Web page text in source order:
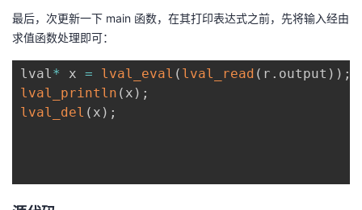
最后，次更新一下 main 函数，在其打印表达式之前，先将输入经由
求值函数处理即可：
lval* x = lval_eval ( lval_read ( r . output ) ) ;
lval_println ( x ) ;
lval_del ( x ) ;